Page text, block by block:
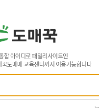
합 아이디로 패밀리사이트인
꾹도매매 교육센터까지 이용가능합니다